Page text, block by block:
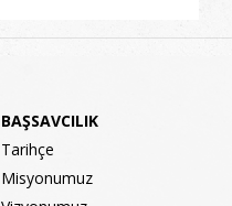
BAŞSAVCILIK
Tarihçe
Misyonumuz